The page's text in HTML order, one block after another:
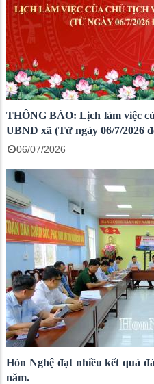
THÔNG BÁO: Lịch làm việc
UBND xã (Từ ngày 06/7/2026
06/07/2026
Hòn Nghệ đạt nhiều kết quả
năm.